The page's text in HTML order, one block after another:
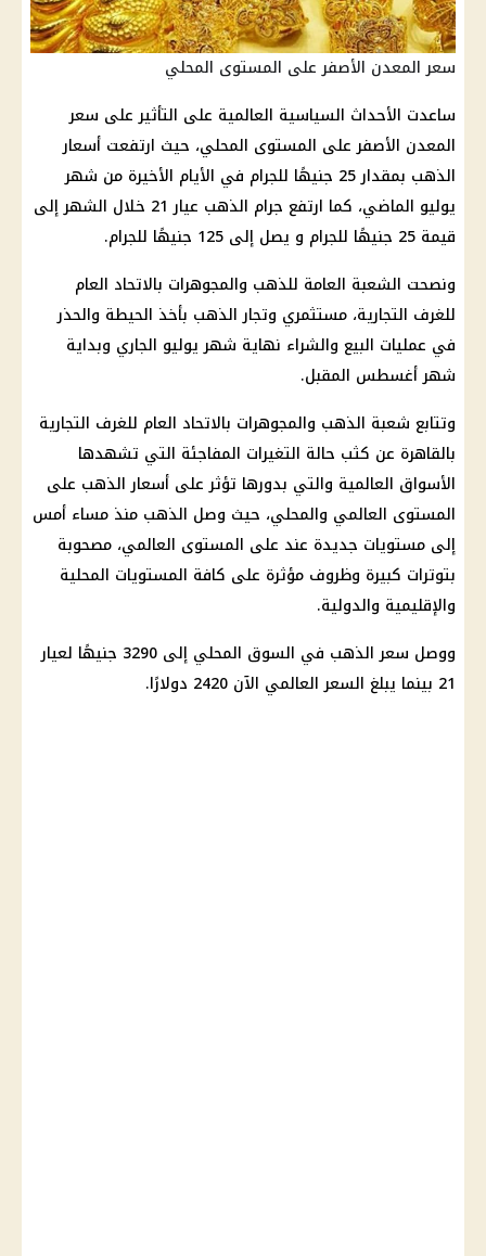
سعر المعدن الأصفر على المستوى المحلي
ساعدت الأحداث السياسية العالمية على التأثير على سعر
المعدن الأصفر على المستوى المحلي، حيث ارتفعت أسعار
الذهب بمقدار 25 جنيهًا للجرام في الأيام الأخيرة من شهر
يوليو الماضي، كما ارتفع جرام الذهب عيار 21 خلال الشهر إلى
قيمة 25 جنيهًا للجرام و يصل إلى 125 جنيهًا للجرام.
ونصحت الشعبة العامة للذهب والمجوهرات بالاتحاد العام
للغرف التجارية، مستثمري وتجار الذهب بأخذ الحيطة والحذر
في عمليات البيع والشراء نهاية شهر يوليو الجاري وبداية
شهر أغسطس المقبل.
وتتابع شعبة الذهب والمجوهرات بالاتحاد العام للغرف التجارية
بالقاهرة عن كثب حالة التغيرات المفاجئة التي تشهدها
الأسواق العالمية والتي بدورها تؤثر على أسعار الذهب على
المستوى العالمي والمحلي، حيث وصل الذهب منذ مساء أمس
إلى مستويات جديدة عند على المستوى العالمي، مصحوبة
بتوترات كبيرة وظروف مؤثرة على كافة المستويات المحلية
والإقليمية والدولية.
ووصل سعر الذهب في السوق المحلي إلى 3290 جنيهًا لعيار
21 بينما يبلغ السعر العالمي الآن 2420 دولارًا.